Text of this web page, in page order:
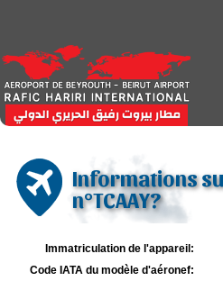
Informations
n°TCAAY?
Immatriculation de l'appareil:
Code IATA du modèle d'aéronef: